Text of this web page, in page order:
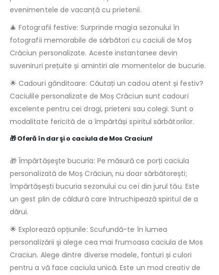
evenimentele de vacanță cu prietenii.
🎄 Fotografii festive: Surprinde magia sezonului în
fotografii memorabile de sărbători cu caciuli de Moș
Crăciun personalizate. Aceste instantanee devin
suveniruri prețuite și amintiri ale momentelor de bucurie.
🌟 Cadouri gânditoare: Căutați un cadou atent și festiv?
Caciulile personalizate de Moș Crăciun sunt cadouri
excelente pentru cei dragi, prieteni sau colegi. Sunt o
modalitate fericită de a împărtăși spiritul sărbătorilor.
🎁 Oferă în dar şi o caciula de Mos Craciun!
🎁 Împărtășeşte bucuria: Pe măsură ce porți caciula
personalizată de Moș Crăciun, nu doar sărbătorești;
împărtășești bucuria sezonului cu cei din jurul tău. Este
un gest plin de căldură care întruchipează spiritul de a
dărui.
🌟 Explorează opțiunile: Scufundă-te în lumea
personalizării şi alege cea mai frumoasa caciula de Mos
Craciun. Alege dintre diverse modele, fonturi și culori
pentru a vă face caciula unică. Este un mod creativ de